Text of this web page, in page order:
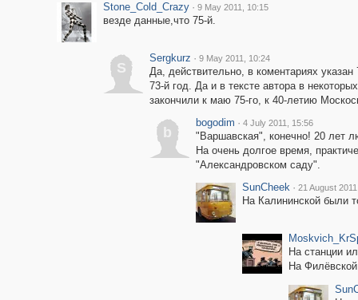
Stone_Cold_Crazy · 9 May 2011, 10:15
везде данные,что 75-й.
S
Sergkurz · 9 May 2011, 10:24
Да, действительно, в коментариях
73-й год. Да и в тексте автора в
закончили к маю 75-го, к 40-летию
b
bogodim · 4 July 2011, 15:56
"Варшавская", конечно! 20 лет
На очень долгое время,
"Александровском саду".
SunCheek · 21 August
На Калининской были
На станции
На